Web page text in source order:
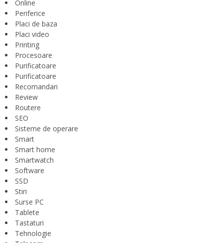
Online
Periferice
Placi de baza
Placi video
Printing
Procesoare
Purificatoare
Purificatoare
Recomandari
Review
Routere
SEO
Sisteme de operare
Smart
Smart home
Smartwatch
Software
SSD
Stiri
Surse PC
Tablete
Tastaturi
Tehnologie